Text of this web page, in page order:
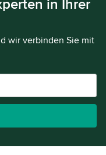
in Ihrer
wir verbinden Sie mit